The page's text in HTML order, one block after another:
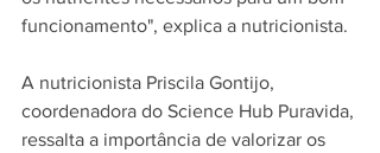
funcionamento", explica a nutricionista.
A nutricionista Priscila Gontijo,
coordenadora do Science Hub Puravida,
ressalta a importância de valorizar os